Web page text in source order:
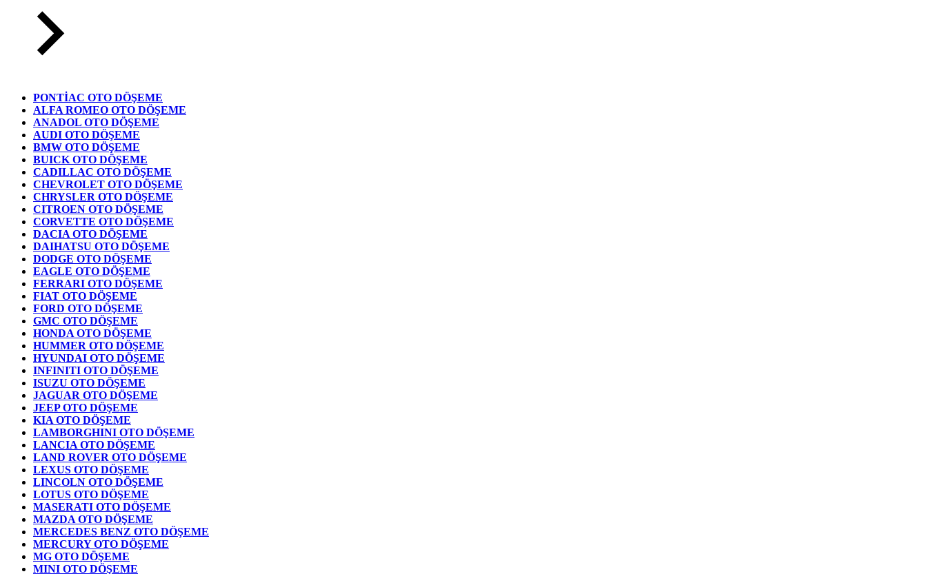
PONTİAC OTO DÖŞEME
ALFA ROMEO OTO DÖŞEME
ANADOL OTO DÖŞEME
AUDI OTO DÖŞEME
BMW OTO DÖŞEME
BUICK OTO DÖŞEME
CADILLAC OTO DÖŞEME
CHEVROLET OTO DÖŞEME
CHRYSLER OTO DÖŞEME
CITROEN OTO DÖŞEME
CORVETTE OTO DÖŞEME
DACIA OTO DÖŞEME
DAIHATSU OTO DÖŞEME
DODGE OTO DÖŞEME
EAGLE OTO DÖŞEME
FERRARI OTO DÖŞEME
FIAT OTO DÖŞEME
FORD OTO DÖŞEME
GMC OTO DÖŞEME
HONDA OTO DÖŞEME
HUMMER OTO DÖŞEME
HYUNDAI OTO DÖŞEME
INFINITI OTO DÖŞEME
ISUZU OTO DÖŞEME
JAGUAR OTO DÖŞEME
JEEP OTO DÖŞEME
KIA OTO DÖŞEME
LAMBORGHINI OTO DÖŞEME
LANCIA OTO DÖŞEME
LAND ROVER OTO DÖŞEME
LEXUS OTO DÖŞEME
LINCOLN OTO DÖŞEME
LOTUS OTO DÖŞEME
MASERATI OTO DÖŞEME
MAZDA OTO DÖŞEME
MERCEDES BENZ OTO DÖŞEME
MERCURY OTO DÖŞEME
MG OTO DÖŞEME
MINI OTO DÖŞEME